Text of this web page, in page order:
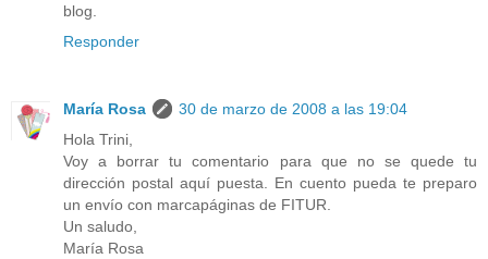
blog.
Responder
María Rosa
30 de marzo de 2008 a las 19:04
Hola Trini,
Voy a borrar tu comentario para que no se quede tu
dirección postal aquí puesta. En cuento pueda te preparo
un envío con marcapáginas de FITUR.
Un saludo,
María Rosa